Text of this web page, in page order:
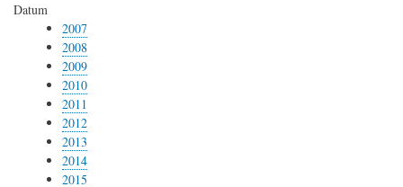
Datum
2007
2008
2009
2010
2011
2012
2013
2014
2015